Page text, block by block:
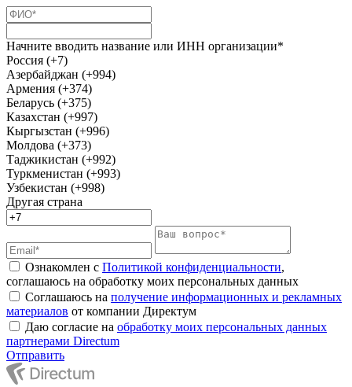
Начните вводить название или ИНН организации*
Россия (+7)
Азербайджан (+994)
Армения (+374)
Беларусь (+375)
Казахстан (+997)
Кыргызстан (+996)
Молдова (+373)
Таджикистан (+992)
Туркменистан (+993)
Узбекистан (+998)
Другая страна
Ознакомлен с Политикой конфиденциальности,
соглашаюсь на обработку моих персональных данных
Соглашаюсь на получение информационных и рекламных
материалов от компании Директум
Даю согласие на обработку моих персональных данных
партнерами Directum
Отправить